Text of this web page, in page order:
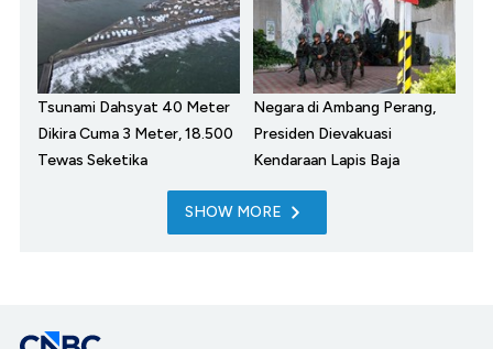
Tsunami Dahsyat 40 Meter
Dikira Cuma 3 Meter, 18.500
Tewas Seketika
Negara di Ambang Perang,
Presiden Dievakuasi
Kendaraan Lapis Baja
SHOW MORE